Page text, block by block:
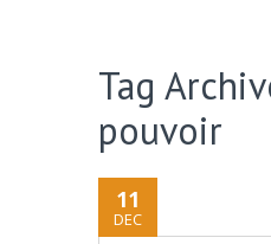
Tag
pouvoir
11
DEC